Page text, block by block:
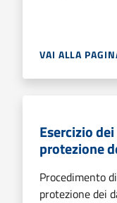
VAI ALLA
Esercizio
protezione
Procedimento
protezione dei